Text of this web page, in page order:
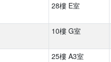
28樓 E室
10樓 G室
25樓 A3室